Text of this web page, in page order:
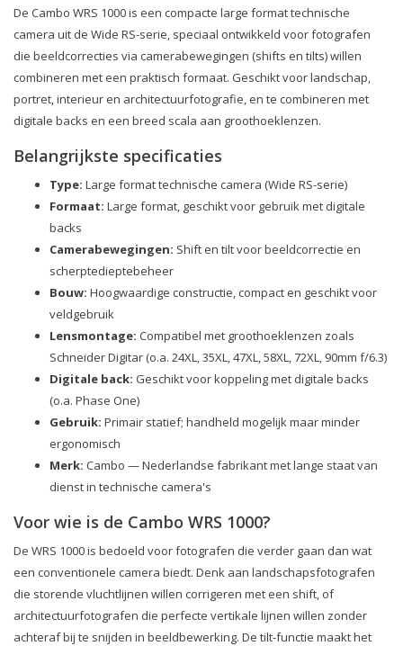
De Cambo WRS 1000 is een compacte large format technische
camera uit de Wide RS-serie, speciaal ontwikkeld voor fotografen
die beeldcorrecties via camerabewegingen (shifts en tilts) willen
combineren met een praktisch formaat. Geschikt voor landschap,
portret, interieur en architectuurfotografie, en te combineren met
digitale backs en een breed scala aan groothoeklenzen.
Belangrijkste specificaties
Type: Large format technische camera (Wide RS-serie)
Formaat: Large format, geschikt voor gebruik met digitale
backs
Camerabewegingen: Shift en tilt voor beeldcorrectie en
scherptedieptebeheer
Bouw: Hoogwaardige constructie, compact en geschikt voor
veldgebruik
Lensmontage: Compatibel met groothoeklenzen zoals
Schneider Digitar (o.a. 24XL, 35XL, 47XL, 58XL, 72XL, 90mm f/6.3)
Digitale back: Geschikt voor koppeling met digitale backs
(o.a. Phase One)
Gebruik: Primair statief; handheld mogelijk maar minder
ergonomisch
Merk: Cambo — Nederlandse fabrikant met lange staat van
dienst in technische camera's
Voor wie is de Cambo WRS 1000?
De WRS 1000 is bedoeld voor fotografen die verder gaan dan wat
een conventionele camera biedt. Denk aan landschapsfotografen
die storende vluchtlijnen willen corrigeren met een shift, of
architectuurfotografen die perfecte vertikale lijnen willen zonder
achteraf bij te snijden in beeldbewerking. De tilt-functie maakt het